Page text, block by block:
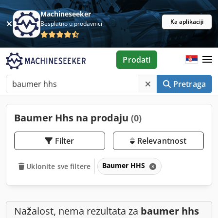
Machineseeker
Besplatno u prodavnici Ka aplikaciji
Pretraga
Prodati
Baumer Hhs na prodaju (0)
Filter Relevantnost
Uklonite sve filtere Baumer HHS
Nažalost, nema rezultata za baumer hhs